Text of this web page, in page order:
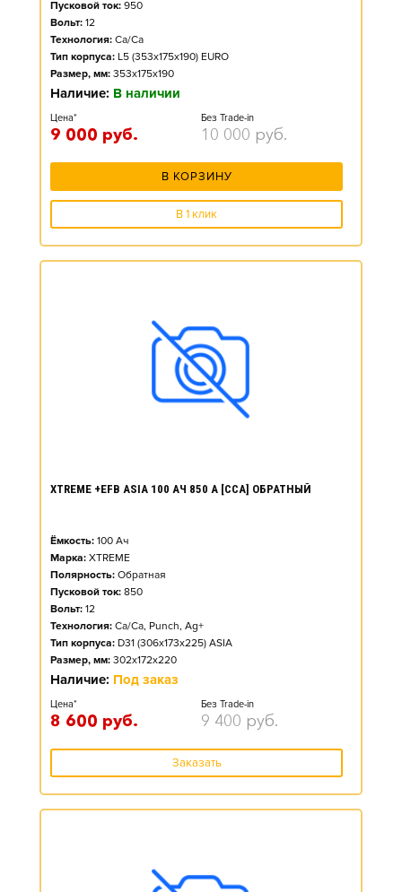
Пусковой ток: 950
Вольт: 12
Технология: Ca/Ca
Тип корпуса: L5 (353x175x190) EURO
Размер, мм: 353x175x190
Наличие: В наличии
Цена*
9 000 руб.
Без Trade-in
10 000 руб.
В КОРЗИНУ
В 1 клик
XTREME +EFB ASIA 100 АЧ 850 А [CCA] ОБРАТНЫЙ
Ёмкость: 100 Ач
Марка: XTREME
Полярность: Обратная
Пусковой ток: 850
Вольт: 12
Технология: Ca/Ca, Punch, Ag+
Тип корпуса: D31 (306x173x225) ASIA
Размер, мм: 302x172x220
Наличие: Под заказ
Цена*
8 600 руб.
Без Trade-in
9 400 руб.
Заказать